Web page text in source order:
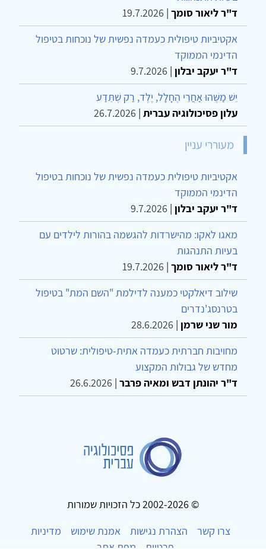
ד"ר ליאור סומך |
19.7.2026
אקטיביות טיפולית כעמדה נפשית של נוכחות בטיפול
הדינמי הממוקד
ד"ר יעקב יבלון |
9.7.2026
יֵשׁ מַשֶּׁהוּ אַחֲרֵי הֶחָלָל, יֶלֶד, רַק שֶׁתֵּדַע
עלון פסיכולוגיה עברית |
26.7.2026
מעוררי עניין
אקטיביות טיפולית כעמדה נפשית של נוכחות בטיפול
הדינמי הממוקד
ד"ר יעקב יבלון |
9.7.2026
מאגו לאקו: מהישרדות להגשמה בהורות לילדים עם
בעיות התנהגות
ד"ר ליאור סומך |
19.7.2026
שילוב דיאלקטי כמענה לדילמת "השם המת" בטיפול
בטרנסג'נדרים
מור שני שרמן |
28.6.2026
מחויבות חברתית כעמדה אתית-טיפולית: שרטוט
מחדש של גבולות המקצוע
ד"ר יהונתן דבש ומאיה פרבר |
26.6.2026
© 2002-2026 כל הזכויות שמורות
צרו קשר
הצהרת נגישות אמנת שימוש
מדיניות